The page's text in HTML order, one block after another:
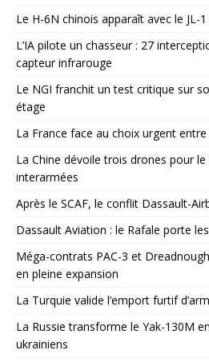
Le H-6N chinois apparaît avec le JL-
L’IA pilote un chasseur : 27
capteur infrarouge
Le NGI franchit un test critique sur
étage
La France face au choix urgent
La Chine dévoile trois drones pour
interarmées
Après le SCAF, le conflit Dassault-
Dassault Aviation : le Rafale porte
Méga-contrats PAC-3 et
en pleine expansion
La Turquie valide l’emport furtif
La Russie transforme le Yak-130M
ukrainiens